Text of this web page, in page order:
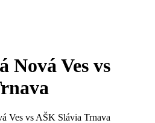
Nová Ves vs
Ves vs AŠK Slávia Trnava